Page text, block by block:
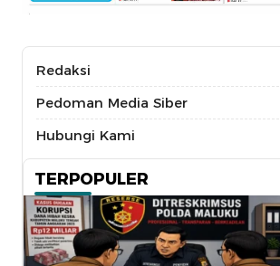
Redaksi
Pedoman Media Siber
Hubungi Kami
TERPOPULER